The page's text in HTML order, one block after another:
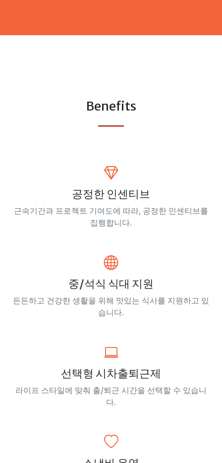
Benefits
공정한 인센티브
근속기간과 프로젝트 기여도에 따라, 공정한 인센티브를
집행합니다.​​
중/석식 식대 지원
든든하고 건강한 생활을 위해 맛있는 식사를 지원하고 있
습니다.
선택형 시차출퇴근제
​라이프 스타일에 맞춰 출/퇴근 시간을 선택할 수 있습니
다.